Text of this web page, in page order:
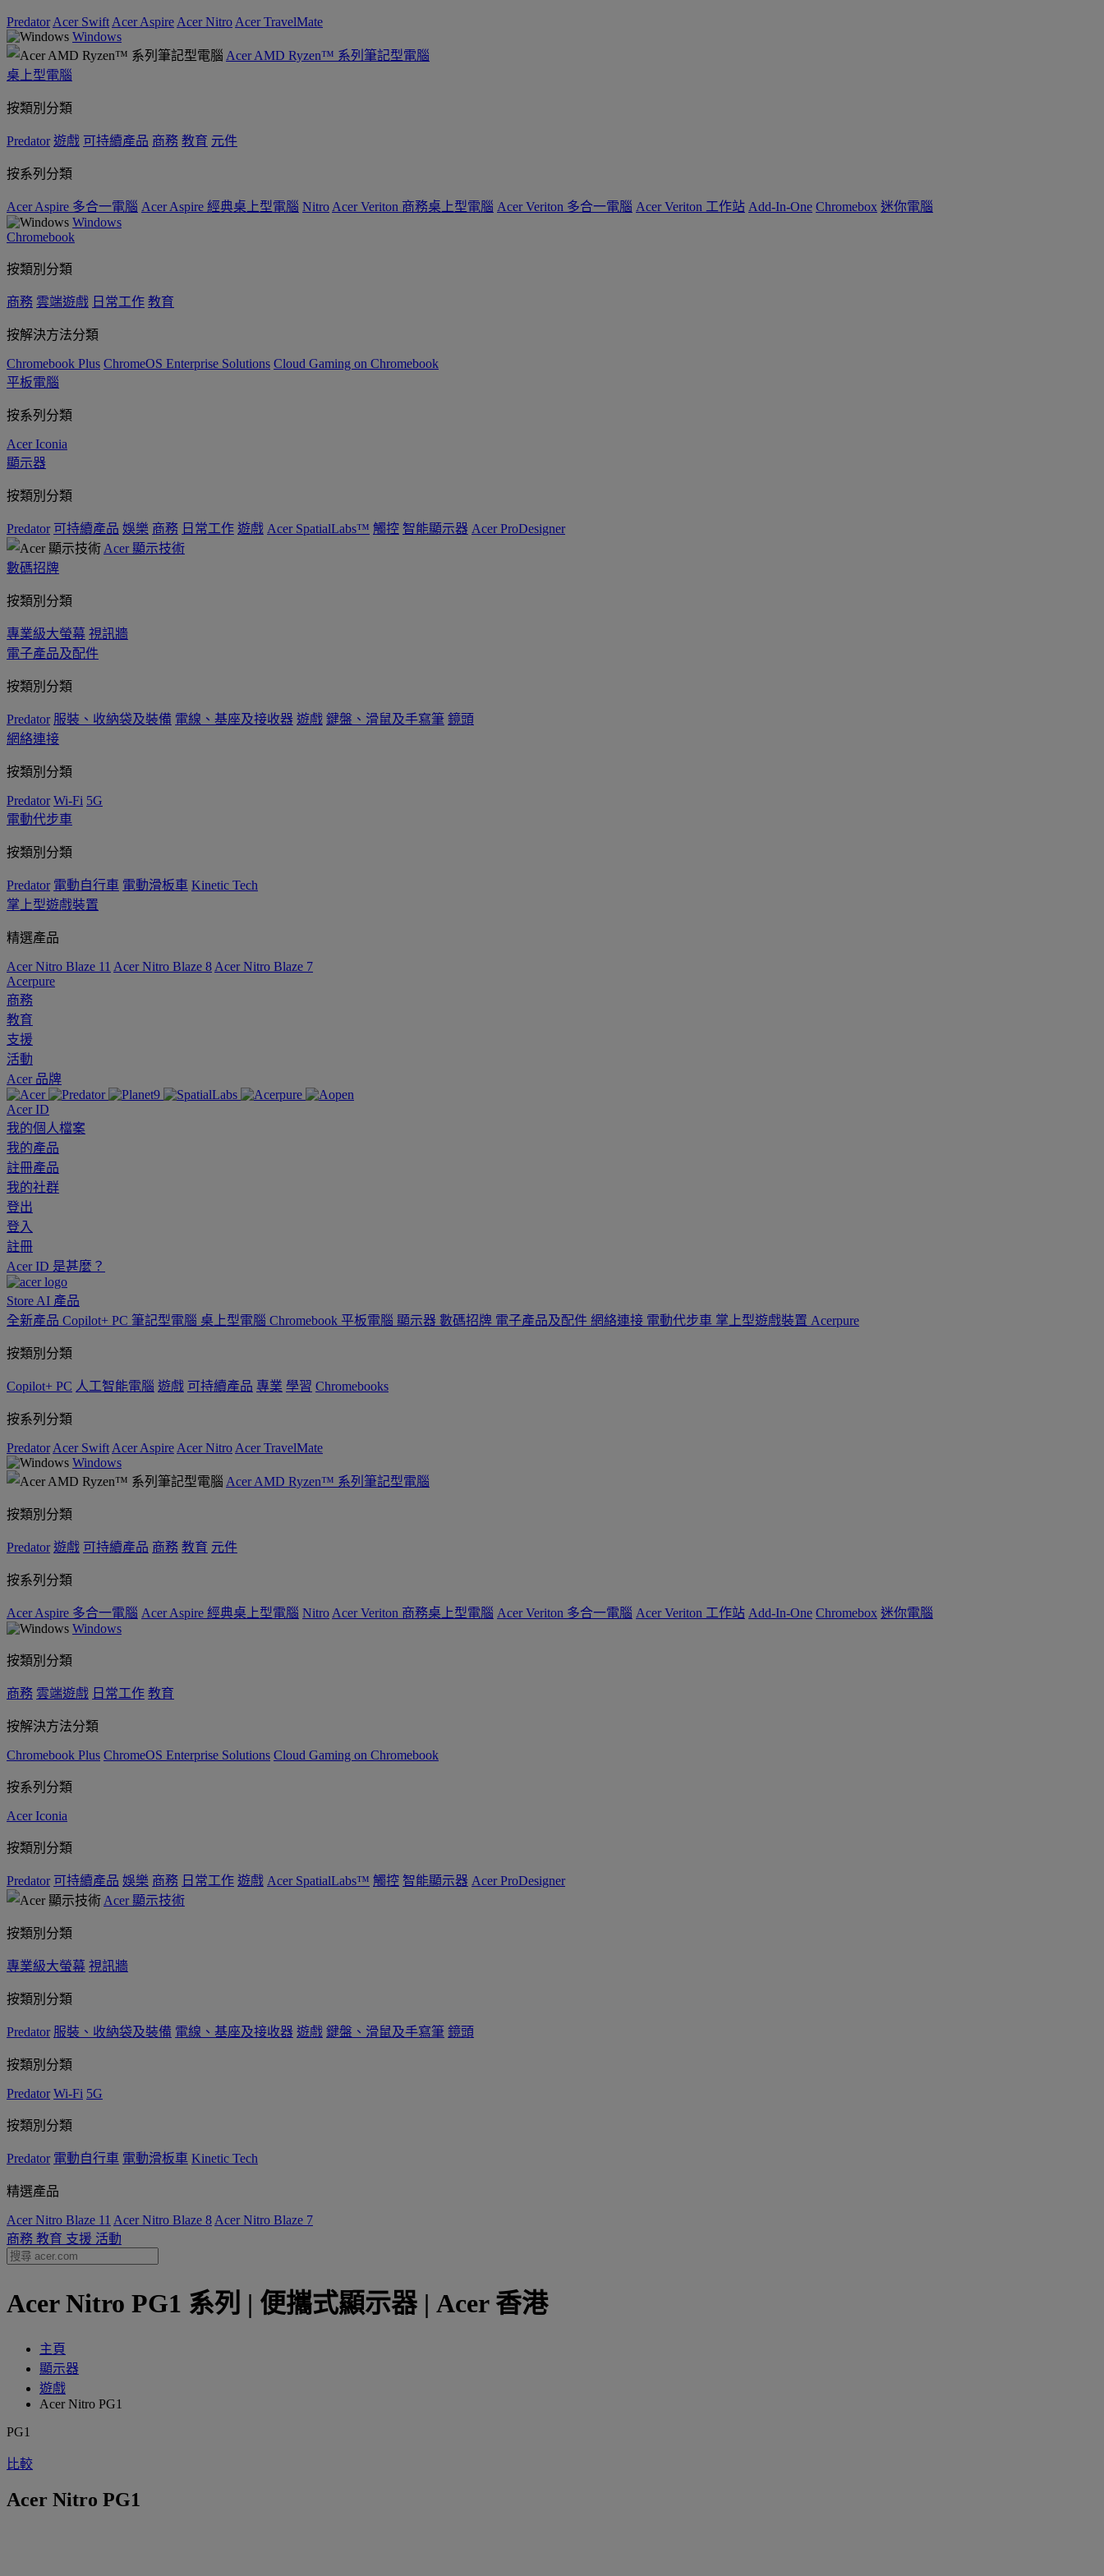
Predator Acer Swift Acer Aspire Acer Nitro Acer TravelMate
Windows
Acer AMD Ryzen™ 系列筆記型電腦
桌上型電腦
按類別分類
Predator 遊戲 可持續產品 商務 教育 元件
按系列分類
Acer Aspire 多合一電腦 Acer Aspire 經典桌上型電腦 Nitro Acer Veriton 商務桌上型電腦 Acer Veriton 多合一電腦 Acer Veriton 工作站 Add-In-One Chromebox 迷你電腦
Windows
Chromebook
按類別分類
商務 雲端遊戲 日常工作 教育
按解決方法分類
Chromebook Plus ChromeOS Enterprise Solutions Cloud Gaming on Chromebook
平板電腦
按系列分類
Acer Iconia
顯示器
按類別分類
Predator 可持續產品 娛樂 商務 日常工作 遊戲 Acer SpatialLabs™ 觸控 智能顯示器 Acer ProDesigner
Acer 顯示技術
數碼招牌
按類別分類
專業級大螢幕 視訊牆
電子產品及配件
按類別分類
Predator 服裝、收納袋及裝備 電線、基座及接收器 遊戲 鍵盤、滑鼠及手寫筆 鏡頭
網絡連接
按類別分類
Predator Wi-Fi 5G
電動代步車
按類別分類
Predator 電動自行車 電動滑板車 Kinetic Tech
掌上型遊戲裝置
精選產品
Acer Nitro Blaze 11 Acer Nitro Blaze 8 Acer Nitro Blaze 7
Acerpure
商務
教育
支援
活動
Acer 品牌
Acer ID
我的個人檔案
我的產品
註冊產品
我的社群
登出
登入
註冊
Acer ID 是甚麼？
Store AI 產品
全新產品 Copilot+ PC 筆記型電腦 桌上型電腦 Chromebook 平板電腦 顯示器 數碼招牌 電子產品及配件 網絡連接 電動代步車 掌上型遊戲裝置 Acerpure
按類別分類
Copilot+ PC 人工智能電腦 遊戲 可持續產品 專業 學習 Chromebooks
按系列分類
Predator Acer Swift Acer Aspire Acer Nitro Acer TravelMate
Windows
Acer AMD Ryzen™ 系列筆記型電腦
按類別分類
Predator 遊戲 可持續產品 商務 教育 元件
按系列分類
Acer Aspire 多合一電腦 Acer Aspire 經典桌上型電腦 Nitro Acer Veriton 商務桌上型電腦 Acer Veriton 多合一電腦 Acer Veriton 工作站 Add-In-One Chromebox 迷你電腦
Windows
按類別分類
商務 雲端遊戲 日常工作 教育
按解決方法分類
Chromebook Plus ChromeOS Enterprise Solutions Cloud Gaming on Chromebook
按系列分類
Acer Iconia
按類別分類
Predator 可持續產品 娛樂 商務 日常工作 遊戲 Acer SpatialLabs™ 觸控 智能顯示器 Acer ProDesigner
Acer 顯示技術
按類別分類
專業級大螢幕 視訊牆
按類別分類
Predator 服裝、收納袋及裝備 電線、基座及接收器 遊戲 鍵盤、滑鼠及手寫筆 鏡頭
按類別分類
Predator Wi-Fi 5G
按類別分類
Predator 電動自行車 電動滑板車 Kinetic Tech
精選產品
Acer Nitro Blaze 11 Acer Nitro Blaze 8 Acer Nitro Blaze 7
商務 教育 支援 活動
Acer Nitro PG1 系列 | 便攜式顯示器 | Acer 香港
主頁
顯示器
遊戲
Acer Nitro PG1
PG1
比較
Acer Nitro PG1